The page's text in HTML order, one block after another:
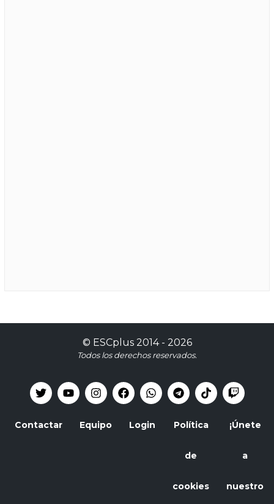
© ESCplus2014 - 2026
Todos los derechos reservados.
Contactar Equipo Login Política
de
cookies
¡Únete
a
nuestro